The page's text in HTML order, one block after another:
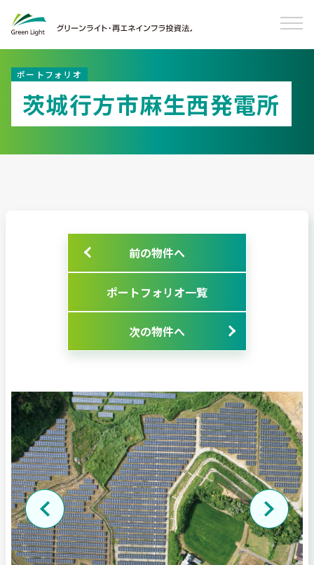
ポートフォリオ
茨城行方市麻生西発電所
前の物件へ
ポートフォリオ一覧
次の物件へ
Prev Next